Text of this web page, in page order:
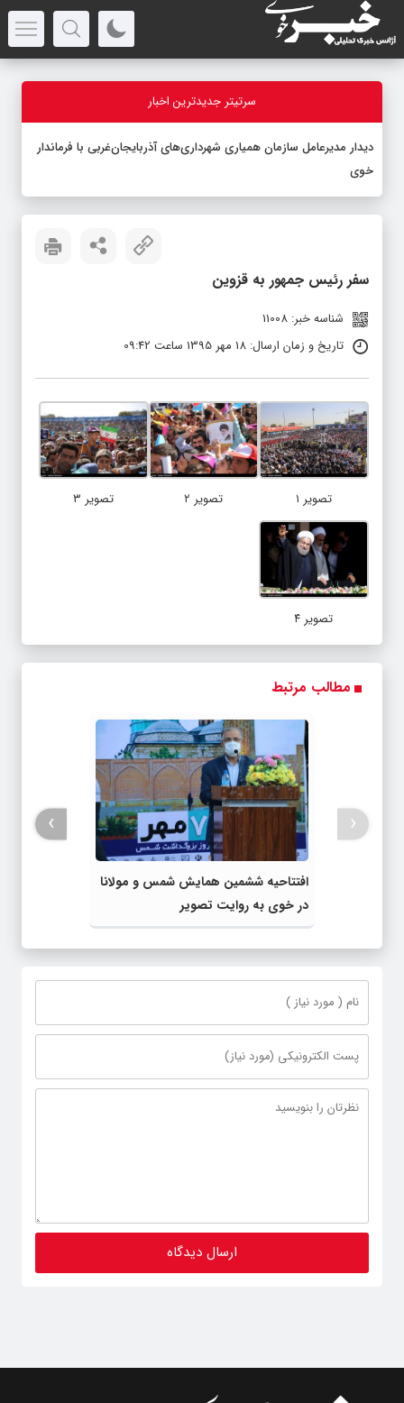
سرتیتر جدیدترین اخبار
دیدار مدیرعامل سازمان همیاری شهرداری‌های آذربایجان‌غربی با فرماندار
خوی
سفر رئیس جمهور به قزوین
شناسه خبر: 11008
تاریخ و زمان ارسال: 18 مهر 1395 ساعت 09:42
تصویر ۱ تصویر ۲ تصویر ۳
تصویر ۴
مطالب مرتبط
افتتاحیه ششمین همایش شمس و مولانا
در خوی به روایت تصویر
‹
›